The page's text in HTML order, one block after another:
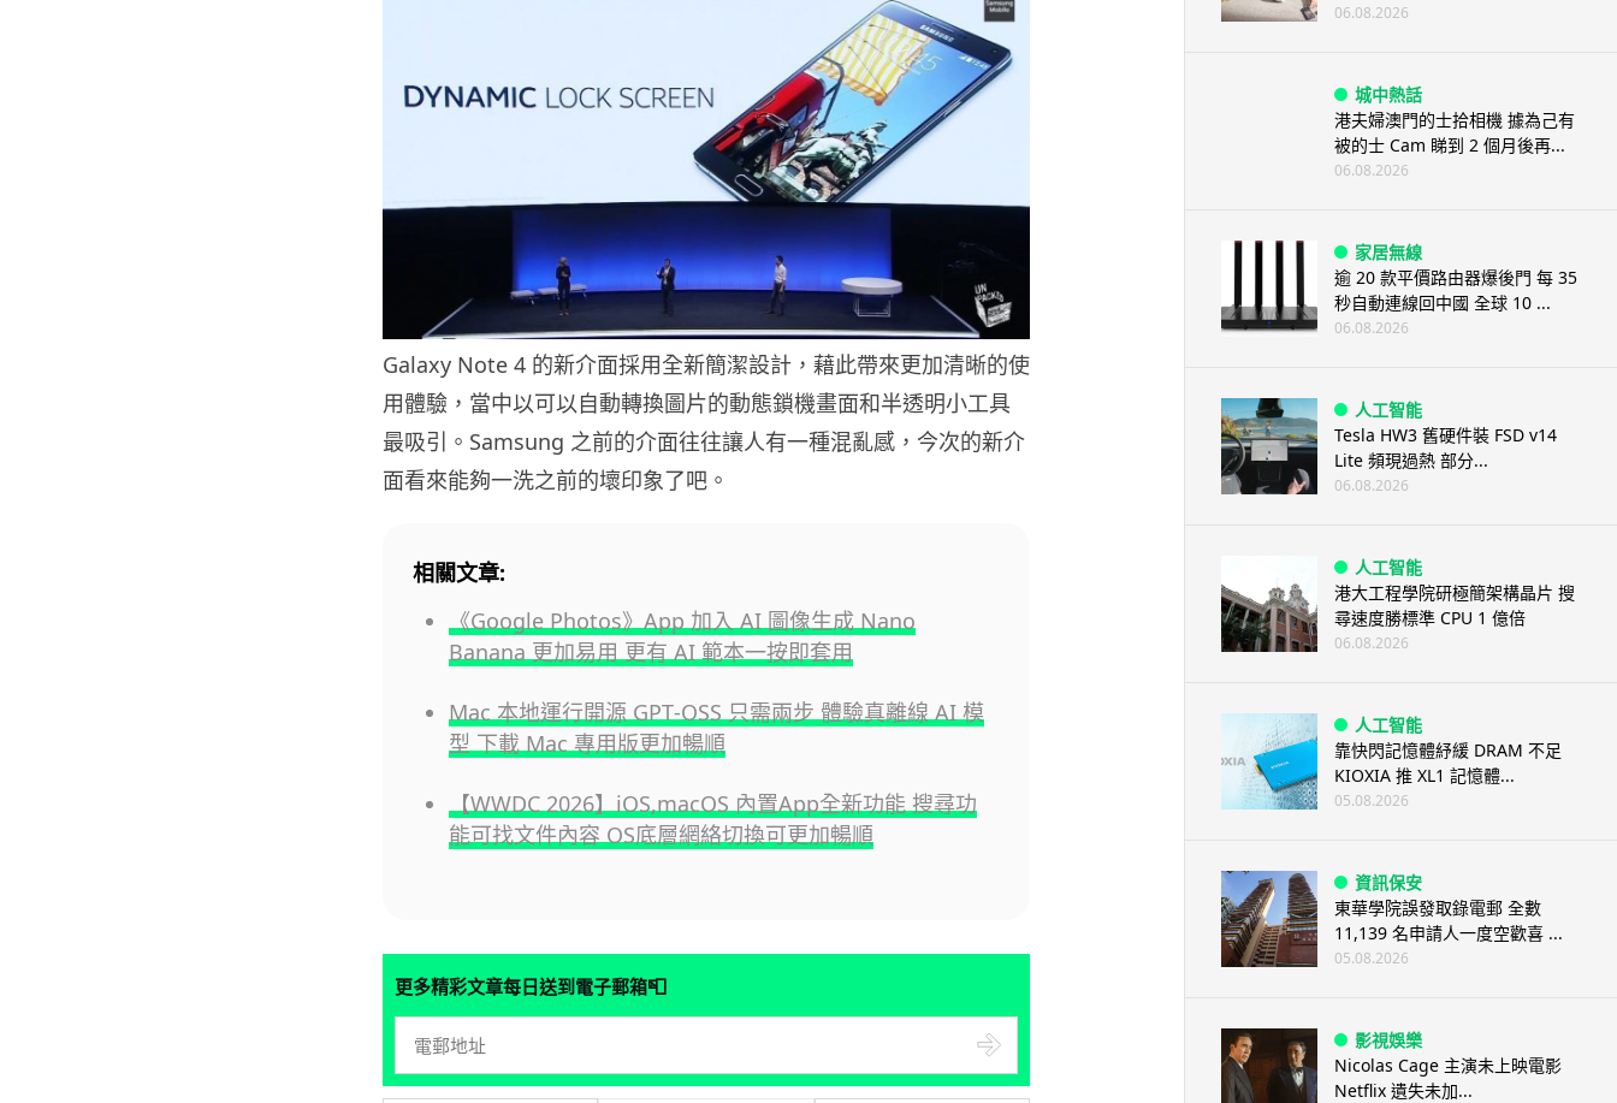
Galaxy Note 4 的新介面採用全新簡潔設計，藉此帶來更加清晰的使
用體驗，當中以可以自動轉換圖片的動態鎖機畫面和半透明小工具
最吸引。Samsung 之前的介面往往讓人有一種混亂感，今次的新介
面看來能夠一洗之前的壞印象了吧。
相關文章:
《Google Photos》App 加入 AI 圖像生成 Nano
Banana 更加易用 更有 AI 範本一按即套用
Mac 本地運行開源 GPT‑OSS 只需兩步 體驗真離線 AI 模
型 下載 Mac 專用版更加暢順
【WWDC 2026】iOS,macOS 內置App全新功能 搜尋功
能可找文件內容 OS底層網絡切換可更加暢順
更多精彩文章每日送到電子郵箱📮
06.08.2026
城中熱話
港夫婦澳門的士拾相機 據為己有
被的士 Cam 睇到 2 個月後再...
06.08.2026
家居無線
逾 20 款平價路由器爆後門 每 35
秒自動連線回中國 全球 10 ...
06.08.2026
人工智能
Tesla HW3 舊硬件裝 FSD v14
Lite 頻現過熱 部分...
06.08.2026
人工智能
港大工程學院研極簡架構晶片 搜
尋速度勝標準 CPU 1 億倍
06.08.2026
人工智能
靠快閃記憶體紓緩 DRAM 不足
KIOXIA 推 XL1 記憶體...
05.08.2026
資訊保安
東華學院誤發取錄電郵 全數
11,139 名申請人一度空歡喜 ...
05.08.2026
影視娛樂
Nicolas Cage 主演未上映電影
Netflix 遺失未加...